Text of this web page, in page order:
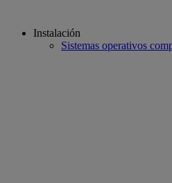
Instalación
Sistemas operativos